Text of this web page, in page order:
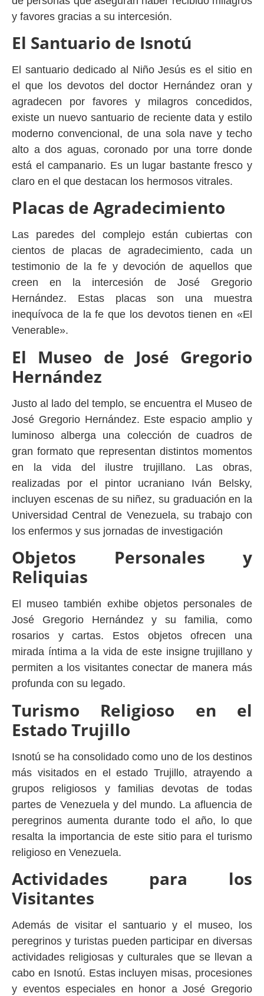
y favores gracias a su intercesión.
El Santuario de Isnotú
El santuario dedicado al Niño Jesús es el sitio en
el que los devotos del doctor Hernández oran y
agradecen por favores y milagros concedidos,
existe un nuevo santuario de reciente data y estilo
moderno convencional, de una sola nave y techo
alto a dos aguas, coronado por una torre donde
está el campanario. Es un lugar bastante fresco y
claro en el que destacan los hermosos vitrales.
Placas de Agradecimiento
Las paredes del complejo están cubiertas con
cientos de placas de agradecimiento, cada un
testimonio de la fe y devoción de aquellos que
creen en la intercesión de José Gregorio
Hernández. Estas placas son una muestra
inequívoca de la fe que los devotos tienen en «El
Venerable».
El Museo de José Gregorio
Hernández
Justo al lado del templo, se encuentra el Museo de
José Gregorio Hernández. Este espacio amplio y
luminoso alberga una colección de cuadros de
gran formato que representan distintos momentos
en la vida del ilustre trujillano. Las obras,
realizadas por el pintor ucraniano Iván Belsky,
incluyen escenas de su niñez, su graduación en la
Universidad Central de Venezuela, su trabajo con
los enfermos y sus jornadas de investigación
Objetos Personales y
Reliquias
El museo también exhibe objetos personales de
José Gregorio Hernández y su familia, como
rosarios y cartas. Estos objetos ofrecen una
mirada íntima a la vida de este insigne trujillano y
permiten a los visitantes conectar de manera más
profunda con su legado.
Turismo Religioso en el
Estado Trujillo
Isnotú se ha consolidado como uno de los destinos
más visitados en el estado Trujillo, atrayendo a
grupos religiosos y familias devotas de todas
partes de Venezuela y del mundo. La afluencia de
peregrinos aumenta durante todo el año, lo que
resalta la importancia de este sitio para el turismo
religioso en Venezuela.
Actividades para los
Visitantes
Además de visitar el santuario y el museo, los
peregrinos y turistas pueden participar en diversas
actividades religiosas y culturales que se llevan a
cabo en Isnotú. Estas incluyen misas, procesiones
y eventos especiales en honor a José Gregorio